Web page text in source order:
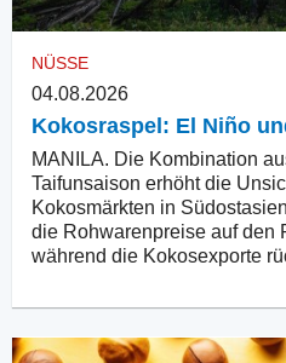
NÜSSE
04.08.2026
Kokosraspel: El Niño
MANILA. Die Kombination
Taifunsaison erhöht die
Kokosmärkten in
die Rohwarenpreise auf den
während die Kokosexporte